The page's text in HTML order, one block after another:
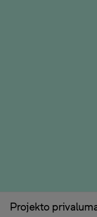
Projekto